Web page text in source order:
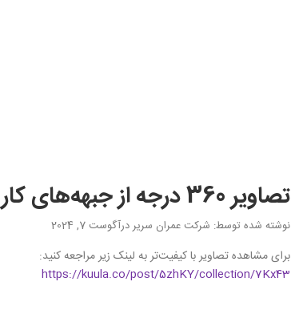
تصاویر 360 درجه از جبهه‌های کاری پروژه پایانه آزادگان | 16 مرداد 1403
نوشته شده توسط: شرکت عمران سریردرآگوست 7, 2024
برای مشاهده تصاویر با کیفیت‌تر به لینک زیر مراجعه کنید:
https://kuula.co/post/5zhKY/collection/7Kx43